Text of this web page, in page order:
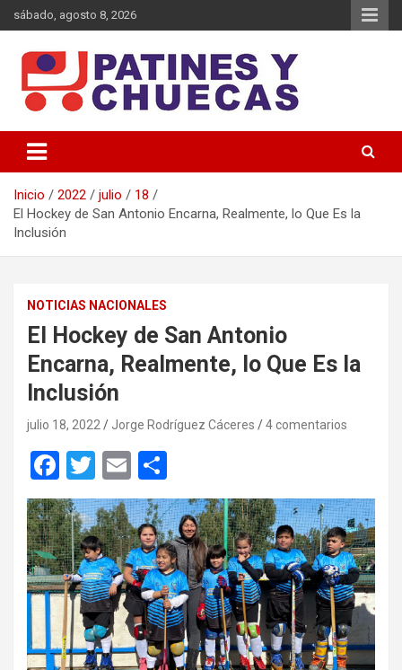
Saltar
al
sábado, agosto 8, 2026
Patines y Chuecas
Inicio 2022 julio
18
El Hockey de San Antonio Encarna, Realmente, lo Que Es la
Inclusión
NOTICIAS NACIONALES
El Hockey de San Antonio
Encarna, Realmente, lo Que Es la
Inclusión
julio 18, 2022 Jorge Rodríguez Cáceres 4 comentarios
F
a
ce
b
o
o
k
T
wi
tt
er
E
m
ail
o
m
p
ar
tir